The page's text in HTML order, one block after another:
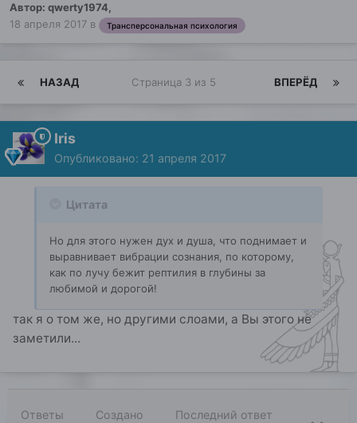
Автор: qwerty1974,
18 апреля 2017 в Трансперсональная психология
НАЗАД ВПЕРЁД
Страница 3 из 5
Iris
Опубликовано: 21 апреля 2017
Цитата
Но для этого нужен дух и душа, что поднимает и
выравнивает вибрации сознания, по которому,
как по лучу бежит рептилия в глубины за
любимой и дорогой!
так я о том же, но другими слоами, а Вы этого не
заметили...
Ответы Создано Последний ответ